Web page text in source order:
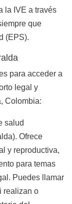
la IVE a través
que
(EPS).
para acceder a
legal y
Colombia:
salud
Ofrece
y reproductiva,
para temas
Puedes llamar
realizan o